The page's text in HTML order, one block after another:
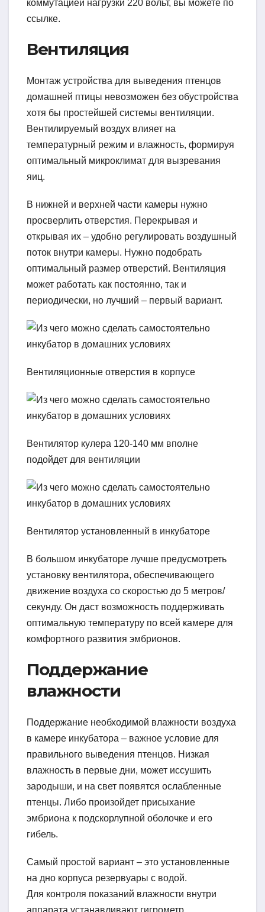
коммутацией нагрузки 220 вольт, вы можете по
ссылке.
Вентиляция
Монтаж устройства для выведения птенцов
домашней птицы невозможен без обустройства
хотя бы простейшей системы вентиляции.
Вентилируемый воздух влияет на
температурный режим и влажность, формируя
оптимальный микроклимат для вызревания
яиц.
В нижней и верхней части камеры нужно
просверлить отверстия. Перекрывая и
открывая их – удобно регулировать воздушный
поток внутри камеры. Нужно подобрать
оптимальный размер отверстий. Вентиляция
может работать как постоянно, так и
периодически, но лучший – первый вариант.
Вентиляционные отверстия в корпусе
Вентилятор кулера 120-140 мм вполне
подойдет для вентиляции
Вентилятор установленный в инкубаторе
В большом инкубаторе лучше предусмотреть
установку вентилятора, обеспечивающего
движение воздуха со скоростью до 5 метров/
секунду. Он даст возможность поддерживать
оптимальную температуру по всей камере для
комфортного развития эмбрионов.
Поддержание
влажности
Поддержание необходимой влажности воздуха
в камере инкубатора – важное условие для
правильного выведения птенцов. Низкая
влажность в первые дни, может иссушить
зародыши, и на свет появятся ослабленные
птенцы. Либо произойдет присыхание
эмбриона к подскорлупной оболочке и его
гибель.
Самый простой вариант – это установленные
на дно корпуса резервуары с водой.
Для контроля показаний влажности внутри